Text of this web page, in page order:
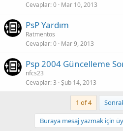
Cevaplar 0 Mar 10, 2013
PsP Yardım
Ratmentos
Cevaplar 0 Mar 9, 2013
Psp 2004 Güncelleme
nfcs23
Cevaplar 3 Şub 14, 2013
1 of 4
Buraya mesaj yazmak için